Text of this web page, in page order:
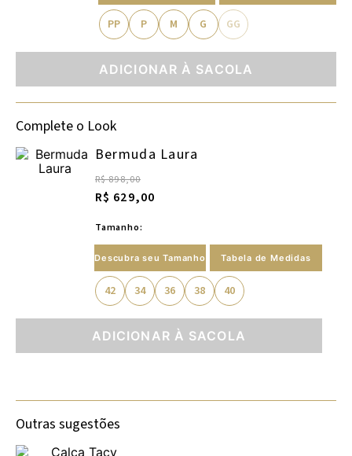
PP P M G GG
ADICIONAR À SACOLA
Complete o Look
Bermuda Laura
R$ 898,00
R$ 629,00
Tamanho:
Descubra seu Tamanho Tabela de Medidas
42 34 36 38 40
ADICIONAR À SACOLA
Outras sugestões